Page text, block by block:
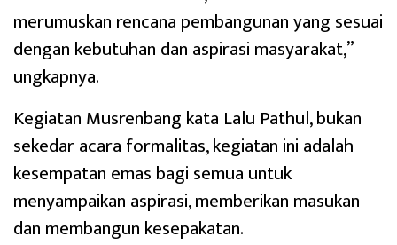
merumuskan rencana pembangunan yang sesuai
dengan kebutuhan dan aspirasi masyarakat,”
ungkapnya.
Kegiatan Musrenbang kata Lalu Pathul, bukan
sekedar acara formalitas, kegiatan ini adalah
kesempatan emas bagi semua untuk
menyampaikan aspirasi, memberikan masukan
dan membangun kesepakatan.